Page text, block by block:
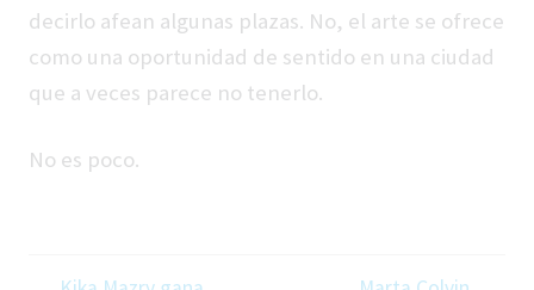
decirlo afean algunas plazas. No, el arte se ofrece
como una oportunidad de sentido en una ciudad
que a veces parece no tenerlo.
No es poco.